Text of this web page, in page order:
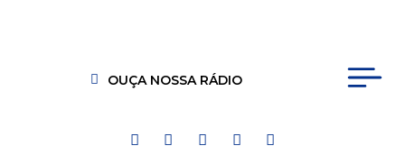
OUÇA NOSSA RÁDIO